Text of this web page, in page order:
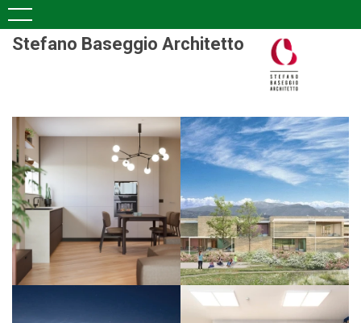
Stefano Baseggio Architetto